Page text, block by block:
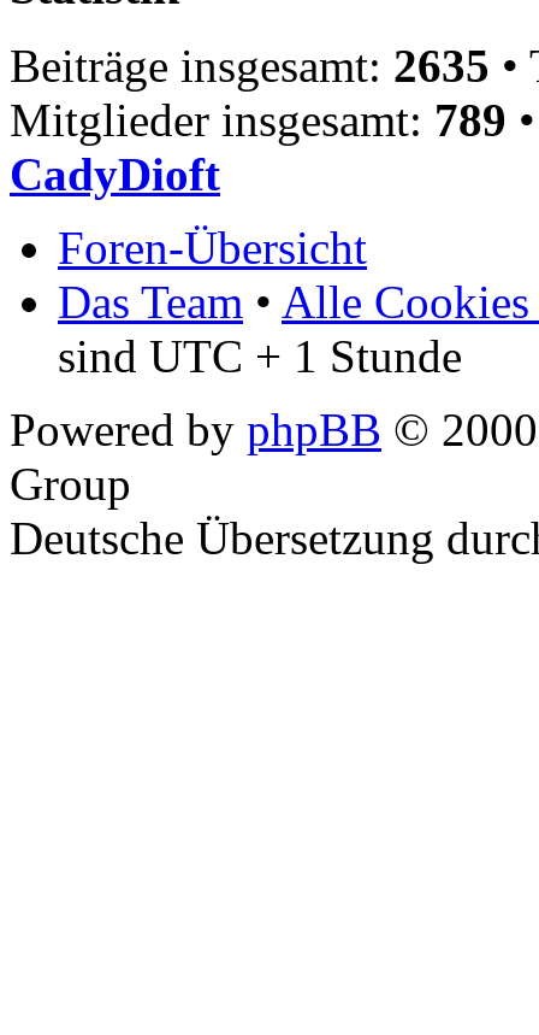
Beiträge insgesamt: 2635 •
Mitglieder insgesamt: 789
CadyDioft
Foren-Übersicht
Das Team • Alle Cookies
sind UTC + 1 Stunde
Powered by phpBB ©
Group
Deutsche Übersetzung